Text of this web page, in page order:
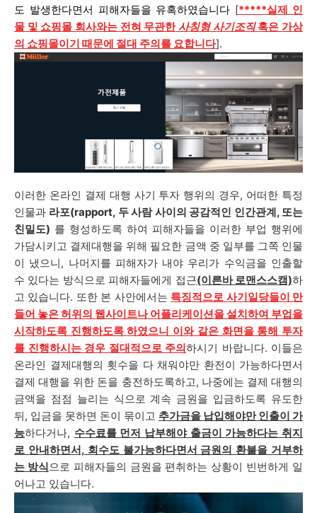
도 발생한다면서 피해자들을 유혹하였습니다 [*****실제 인
물 및 쇼핑몰 회사와는 전혀 무관한 사칭형 사기조직 혹은 가상
의 쇼핑몰이기 때문에 절대 주의를 요합니다].
이러한 온라인 결제 대행 사기 투자 행위의 경우, 어떠한 특정
인물과 라포(rapport, 두 사람 사이의 공감적인 인간관계, 또는
친밀도) 를 형성하도록 하여 피해자들을 이러한 부업 행위에
가담시키고 결제대행을 위해 필요한 금액 중 일부를 그쪽 인물
이 냈으니, 나머지를 피해자가 내야 우리가 수익금을 인출할
수 있다는 방식으로 피해자들에게 접근(이른바 로맨스스캠)하
고 있습니다. 또한 본 사안에서는 특징적으로 사기일당들이 만
들어 놓은 허위의 웹사이트나 어플리케이션을 설치하여 부업을
시작하도록 진행하도록 하였으니 이와 같은 화면을 통해 투자
를 진행하시는 경우 절대적으로 주의하시기 바랍니다. 이들은
온라인 결제대행의 횟수을 다 채워야만 환전이 가능하다면서
결제 대행을 위한 돈을 충전하도록하고, 나중에는 결제 대행의
금액을 점점 늘리는 식으로 계속 금원을 입금하도록 유도한
뒤, 입금을 못하면 돈이 묶이고 추가금을 납입해야만 인출이 가
능하다거나, 수수료를 먼저 납부해야 출금이 가능하다는 취지
로 안내하면서, 회수도 불가능하다면서 금원의 환불을 거부하
는 방식으로 피해자들의 금원을 편취하는 상황이 빈번하게 일
어나고 있습니다.